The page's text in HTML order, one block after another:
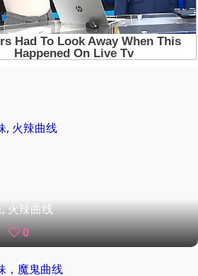
火辣曲线
0